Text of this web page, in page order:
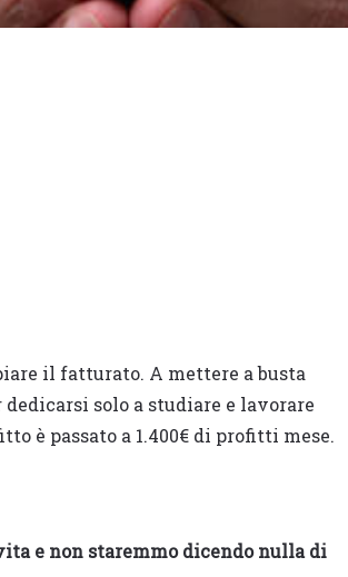
il fatturato. A mettere a busta
solo a studiare e lavorare
è passato a 1.400€ di profitti mese.
e non staremmo dicendo nulla di